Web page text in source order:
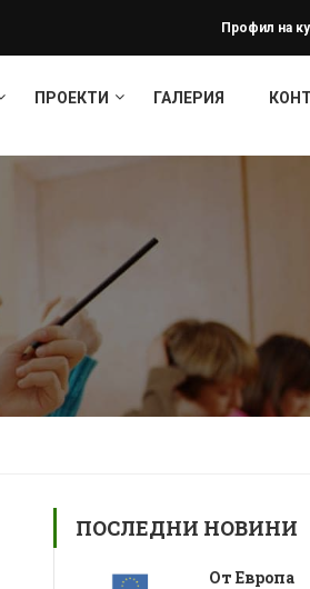
Профил на
ПРОЕКТИ ГАЛЕРИЯ
ПОСЛЕДНИ НОВИНИ
От Европа